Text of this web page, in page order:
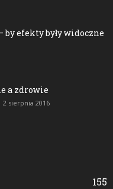
by efekty były widoczne
a zdrowie
2 sierpnia 2016
155